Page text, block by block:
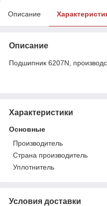
Описание
Описание
Подшипник 6207N,
Характеристики
Основные
Производитель
Страна производитель
Уплотнитель
Условия доставки